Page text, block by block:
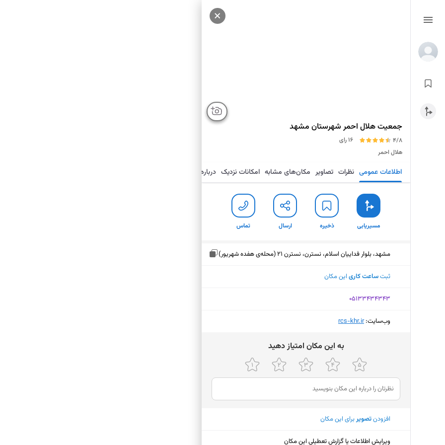
جمعیت هلال احمر شهرستان مشهد
4/8
16 رای
هلال احمر
اطلاعات عمومی نظرات تصاویر مکان‌های مشابه امکانات نزدیک درباره
مسیریابی ذخیره ارسال تماس
مشهد، بلوار فداییان اسلام، نسترن، نسترن 21 (محله‌ی هفده شهریور)
ثبتساعت کاری این مکان
‎05133434343
وب‌سایت:‎rcs-khr.ir
ﺑﻪ اﯾﻦ ﻣﮑﺎن اﻣﺘﯿﺎز دﻫﯿﺪ
افزودنتصویربرای این مکان
ویرایش اطلاعات یا گزارش تعطیلی این مکان